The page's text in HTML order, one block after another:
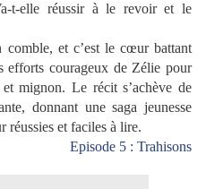
t-elle réussir à le revoir et le
comble, et c’est le cœur battant
efforts courageux de Zélie pour
mignon. Le récit s’achève de
donnant une saga jeunesse
réussies et faciles à lire.
Episode 5 : Trahisons